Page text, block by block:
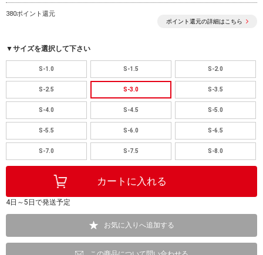
380ポイント還元
ポイント還元の詳細はこちら
▼サイズを選択して下さい
S-1.0 S-1.5 S-2.0
S-2.5 S-3.0 S-3.5
S-4.0 S-4.5 S-5.0
S-5.5 S-6.0 S-6.5
S-7.0 S-7.5 S-8.0
4日～5日で発送予定
お気に入りへ追加する